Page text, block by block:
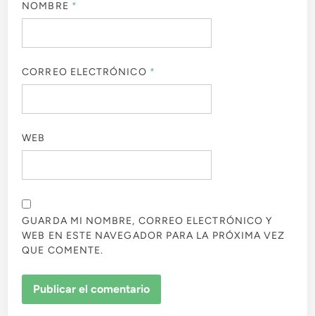
NOMBRE *
CORREO ELECTRÓNICO *
WEB
GUARDA MI NOMBRE, CORREO ELECTRÓNICO Y
WEB EN ESTE NAVEGADOR PARA LA PRÓXIMA VEZ
QUE COMENTE.